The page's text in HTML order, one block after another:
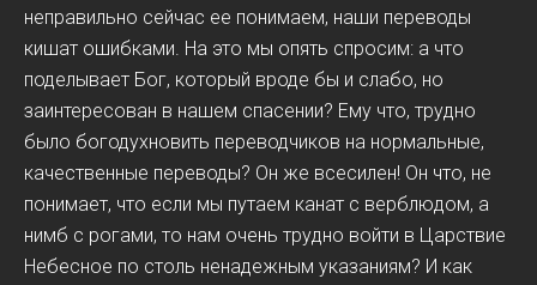
неправильно сейчас ее понимаем, наши переводы
кишат ошибками. На это мы опять спросим: а что
поделывает Бог, который вроде бы и слабо, но
заинтересован в нашем спасении? Ему что, трудно
было богодухновить переводчиков на нормальные,
качественные переводы? Он же всесилен! Он что, не
понимает, что если мы путаем канат с верблюдом, а
нимб с рогами, то нам очень трудно войти в Царствие
Небесное по столь ненадежным указаниям? И как